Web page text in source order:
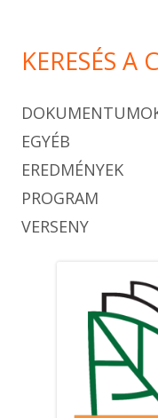
KERESÉS A
EGYÉB
EREDMÉNYEK
PROGRAM
VERSENY